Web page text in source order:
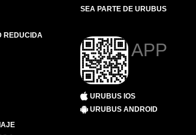
REDUCIDA
SEA PARTE DE URUBUS
APP
URUBUS IOS
URUBUS ANDROID